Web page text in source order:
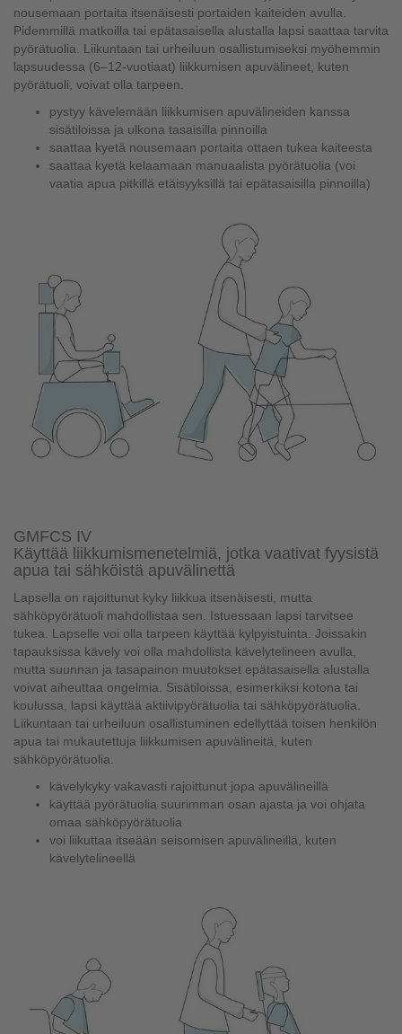
nousemaan portaita itsenäisesti portaiden kaiteiden avulla.
Pidemmillä matkoilla tai epätasaisella alustalla lapsi saattaa tarvita
pyörätuolia. Liikuntaan tai urheiluun osallistumiseksi myöhemmin
lapsuudessa (6–12-vuotiaat) liikkumisen apuvälineet, kuten
pyörätuoli, voivat olla tarpeen.
pystyy kävelemään liikkumisen apuvälineiden kanssa
sisätiloissa ja ulkona tasaisilla pinnoilla
saattaa kyetä nousemaan portaita ottaen tukea kaiteesta
saattaa kyetä kelaamaan manuaalista pyörätuolia (voi
vaatia apua pitkillä etäisyyksillä tai epätasaisilla pinnoilla)
GMFCS IV
Käyttää liikkumismenetelmiä, jotka vaativat fyysistä
apua tai sähköistä apuvälinettä
Lapsella on rajoittunut kyky liikkua itsenäisesti, mutta
sähköpyörätuoli mahdollistaa sen. Istuessaan lapsi tarvitsee
tukea. Lapselle voi olla tarpeen käyttää kylpyistuinta. Joissakin
tapauksissa kävely voi olla mahdollista kävelytelineen avulla,
mutta suunnan ja tasapainon muutokset epätasaisella alustalla
voivat aiheuttaa ongelmia. Sisätiloissa, esimerkiksi kotona tai
koulussa, lapsi käyttää aktiivipyörätuolia tai sähköpyörätuolia.
Liikuntaan tai urheiluun osallistuminen edellyttää toisen henkilön
apua tai mukautettuja liikkumisen apuvälineitä, kuten
sähköpyörätuolia.
kävelykyky vakavasti rajoittunut jopa apuvälineillä
käyttää pyörätuolia suurimman osan ajasta ja voi ohjata
omaa sähköpyörätuolia
voi liikuttaa itseään seisomisen apuvälineillä, kuten
kävelytelineellä